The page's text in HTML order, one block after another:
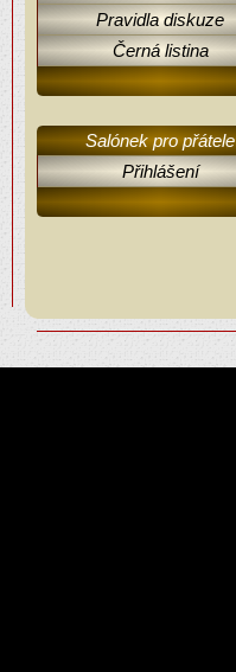
Pravidla diskuze
Černá listina
Salónek pro přátele
Přihlášení